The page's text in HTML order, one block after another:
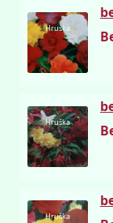
Hruška
Hruška
Hruška